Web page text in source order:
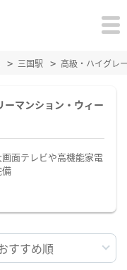
三国駅 高級・ハイグレ
マンション・ウィー
面テレビや高機能家電